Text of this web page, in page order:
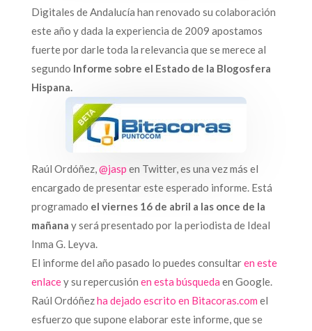
Digitales de Andalucía han renovado su colaboración
este año y dada la experiencia de 2009 apostamos
fuerte por darle toda la relevancia que se merece al
segundo Informe sobre el Estado de la Blogosfera
Hispana.
Raúl Ordóñez,@jasp en Twitter, es una vez más el
encargado de presentar este esperado informe. Está
programado el viernes 16 de abril a las once de la
mañana y será presentado por la periodista de Ideal
Inma G. Leyva.
El informe del año pasado lo puedes consultaren este
enlacey su repercusión en esta búsqueda en Google.
Raúl Ordóñezha dejado escrito en Bitacoras.com el
esfuerzo que supone elaborar este informe, que se